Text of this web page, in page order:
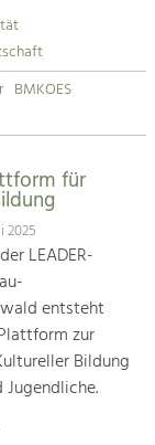
BMKOES
für
2025
LEADER-
entsteht
zur
Bildung